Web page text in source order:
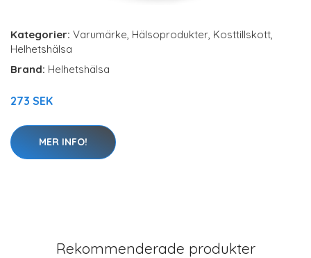
Kategorier: Varumärke, Hälsoprodukter, Kosttillskott,
Helhetshälsa
Brand: Helhetshälsa
273 SEK
MER INFO!
Rekommenderade produkter